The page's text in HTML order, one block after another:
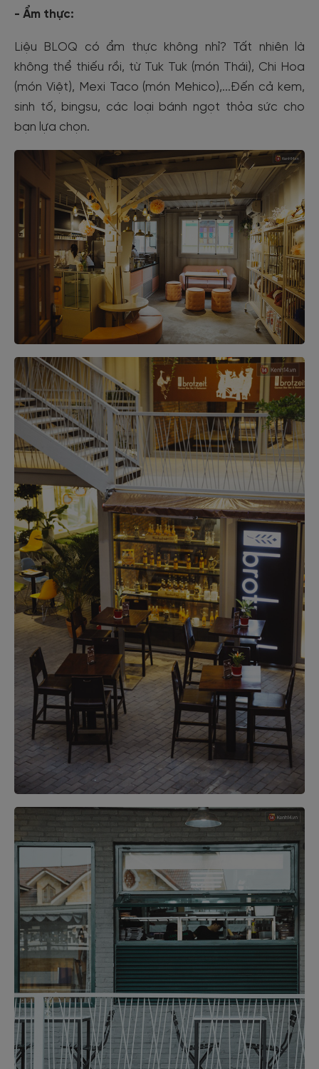
- Ẩm thực:
Liệu BLOQ có ẩm thực không nhỉ? Tất nhiên là
không thể thiếu rồi, từ Tuk Tuk (món Thái), Chi Hoa
(món Việt), Mexi Taco (món Mehico),...Đến cả kem,
sinh tố, bingsu, các loại bánh ngọt thỏa sức cho
bạn lựa chọn.